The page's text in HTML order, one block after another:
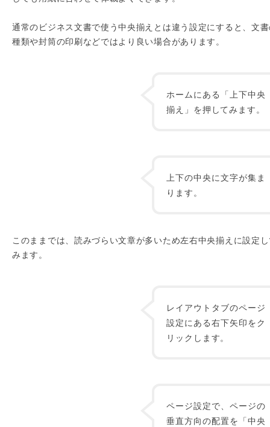
通常のビジネス文書で使う中央揃えとは違う設定にすると、文
種類や封筒の印刷などではより良い場合があります。
ホームにある「上下中央
揃え」を押してみます。
上下の中央に文字が集ま
ります。
このままでは、読みづらい文章が多いため左右中央揃えに設定
みます。
レイアウトタブのページ
設定にある右下矢印をク
リックします。
ページ設定で、ページの
垂直方向の配置を「中央